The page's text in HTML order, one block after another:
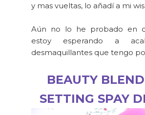
y mas vueltas, lo añadí a mi
Aún no lo he probado en
estoy esperando a
desmaquillantes que tengo
BEAUTY
SETTING SPAY